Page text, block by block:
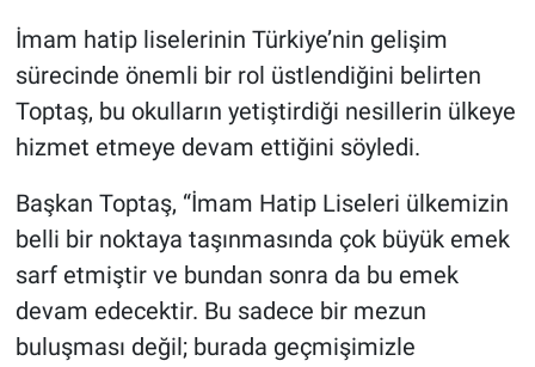
İmam hatip liselerinin Türkiye’nin gelişim
sürecinde önemli bir rol üstlendiğini belirten
Toptaş, bu okulların yetiştirdiği nesillerin ülkeye
hizmet etmeye devam ettiğini söyledi.
Başkan Toptaş, “İmam Hatip Liseleri ülkemizin
belli bir noktaya taşınmasında çok büyük emek
sarf etmiştir ve bundan sonra da bu emek
devam edecektir. Bu sadece bir mezun
buluşması değil; burada geçmişimizle